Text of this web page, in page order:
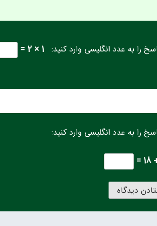
را به عدد انگلیسی وارد کنید: 1 × 2 =
را به عدد انگلیسی وارد کنید:
=